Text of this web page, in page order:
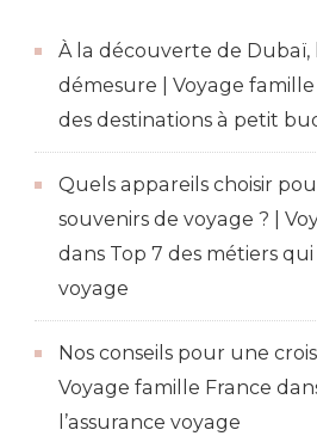
À la découverte de Dubaï,
démesure | Voyage
des destinations à petit
Quels appareils choisir
souvenirs de voyage ? |
dans Top 7 des métiers
voyage
Nos conseils pour une
Voyage famille France
l’assurance voyage